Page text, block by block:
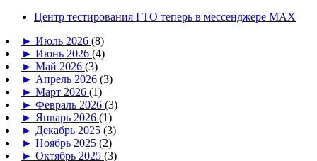
Центр тестирования ГТО теперь в мессенджере MAX
► Июль 2026 (8)
► Июнь 2026 (4)
► Май 2026 (3)
► Апрель 2026 (3)
► Март 2026 (1)
► Февраль 2026 (3)
► Январь 2026 (1)
► Декабрь 2025 (3)
► Ноябрь 2025 (2)
► Октябрь 2025 (3)